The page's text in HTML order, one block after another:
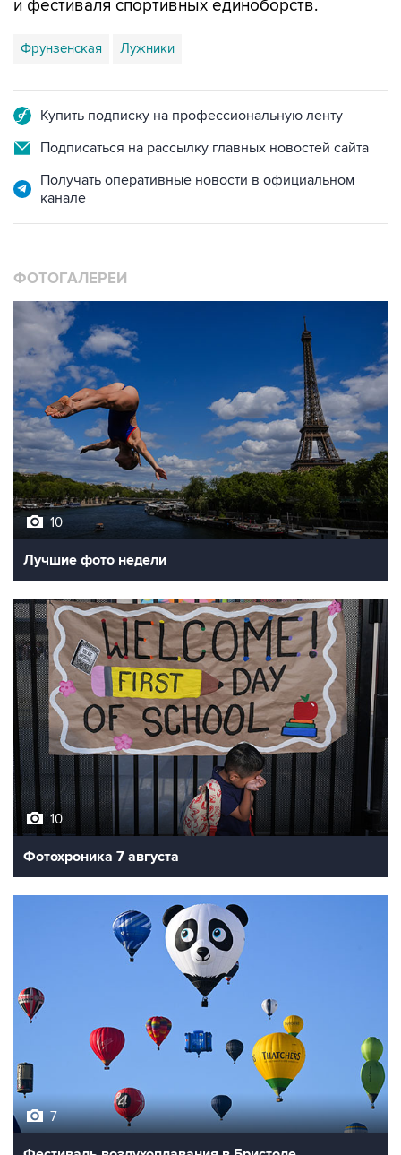
и фестиваля спортивных единоборств.
Фрунзенская Лужники
Купить подписку на профессиональную ленту
Подписаться на рассылку главных новостей сайта
Получать оперативные новости в официальном
канале
ФОТОГАЛЕРЕИ
10
Лучшие фото недели
10
Фотохроника 7 августа
7